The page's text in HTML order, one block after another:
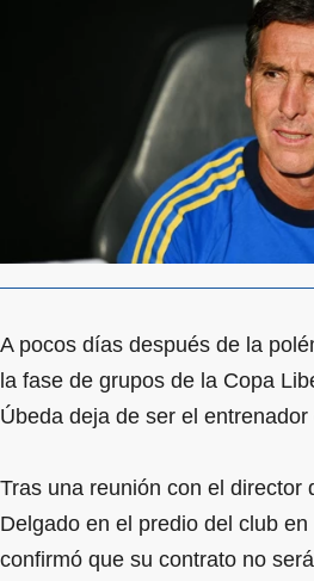
A pocos días después de la
la fase de grupos de la Copa
Úbeda deja de ser el
Tras una reunión con el director
Delgado en el predio del club
confirmó que su contrato no